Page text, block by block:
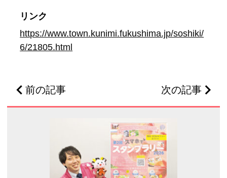
リンク
https://www.town.kunimi.fukushima.jp/soshiki/
6/21805.html
前の記事 次の記事